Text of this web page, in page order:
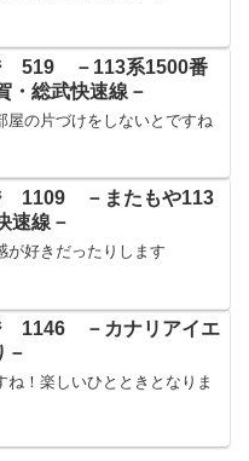
519 －113系1500番
・総武快速線－
屋の片づけをしないとですね
1109 －またもや113
速線－
が好きだったりします
1146 －カナリアイエ
－
ね！楽しいひとときとなりま